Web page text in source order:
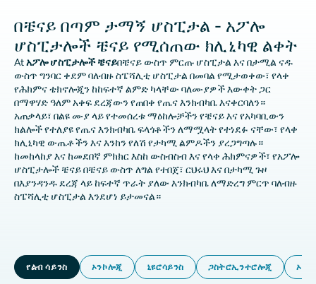
በቼናይ በጣም ታማኝ ሆስፒታል - አፖሎ
ሆስፒታሎች ቼናይ የሚሰጠው ክሊኒካዊ ልቀት
Atአፖሎ ሆስፒታሎች ቼናይበቼናይ ውስጥ ምርጡ ሆስፒታል እና በታሚል ናዱ
ውስጥ ግንባር ቀደም ባለብዙ ስፔሻሊቲ ሆስፒታል በመባል የሚታወቀው፣ የላቀ
የሕክምና ቴክኖሎጂን ከከፍተኛ ልምድ ካላቸው ባለሙያዎች እውቀት ጋር
በማዋሃድ ዓለም አቀፍ ደረጃውን የጠበቀ የጤና እንክብካቤ እናቀርባለን።
አጠቃላይ፣ በልዩ ሙያ ላይ የተመሰረቱ ማዕከሎቻችን የቼናይ እና የአካባቢውን
ክልሎች የተለያዩ የጤና እንክብካቤ ፍላጎቶችን ለማሟላት የተነደፉ ናቸው፣ የላቀ
ክሊኒካዊ ውጤቶችን እና እንከን የለሽ የታካሚ ልምዶችን ያረጋግጣሉ።
ከመከላከያ እና ከመደበኛ ምክክር እስከ ውስብስብ እና የላቀ ሕክምናዎች፣ የአፖሎ
ሆስፒታሎች ቼናይ በቼናይ ውስጥ ለግል የተበጀ፣ ርህሩህ እና በታካሚ ጉዞ
በእያንዳንዱ ደረጃ ላይ ከፍተኛ ጥራት ያለው እንክብካቤ ለማድረግ ምርጥ ባለብዙ
ስፔሻሊቲ ሆስፒታል እንደሆነ ይታመናል።
የልብ ሳይንስ ኦንኮሎጂ ኒዩሮሳይንስ ጋስትሮኢንተሮሎጂ